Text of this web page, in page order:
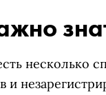
несколько
и